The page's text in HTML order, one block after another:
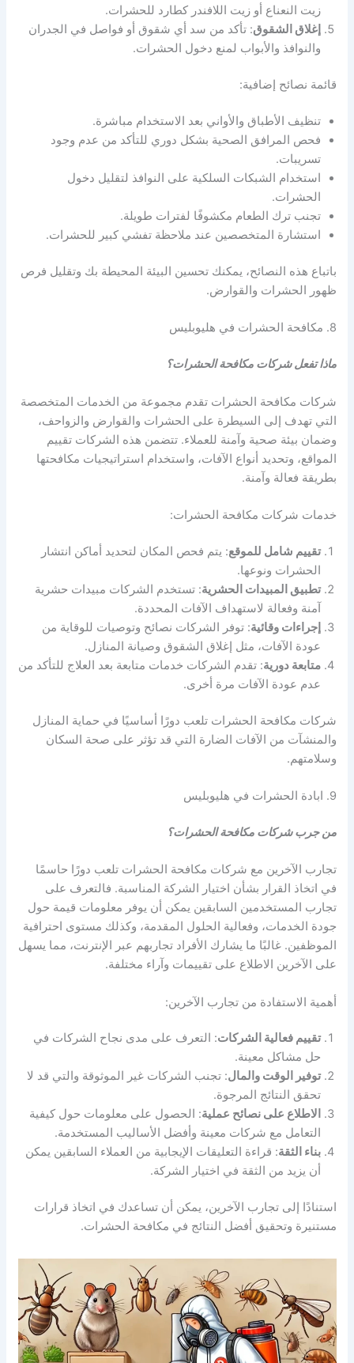
زيت النعناع أو زيت اللافندر كطارد للحشرات.
إغلاق الشقوق: تأكد من سد أي شقوق أو فواصل في الجدران
والنوافذ والأبواب لمنع دخول الحشرات.
قائمة نصائح إضافية:
تنظيف الأطباق والأواني بعد الاستخدام مباشرة.
فحص المرافق الصحية بشكل دوري للتأكد من عدم وجود
تسريبات.
استخدام الشبكات السلكية على النوافذ لتقليل دخول
الحشرات.
تجنب ترك الطعام مكشوفًا لفترات طويلة.
استشارة المتخصصين عند ملاحظة تفشي كبير للحشرات.
باتباع هذه النصائح، يمكنك تحسين البيئة المحيطة بك وتقليل فرص
ظهور الحشرات والقوارض.
8. مكافحة الحشرات في هليوبليس
ماذا تفعل شركات مكافحة الحشرات؟
شركات مكافحة الحشرات تقدم مجموعة من الخدمات المتخصصة
التي تهدف إلى السيطرة على الحشرات والقوارض والزواحف،
وضمان بيئة صحية وآمنة للعملاء. تتضمن هذه الشركات تقييم
المواقع، وتحديد أنواع الآفات، واستخدام استراتيجيات مكافحتها
بطريقة فعالة وآمنة.
خدمات شركات مكافحة الحشرات:
تقييم شامل للموقع: يتم فحص المكان لتحديد أماكن انتشار
الحشرات ونوعها.
تطبيق المبيدات الحشرية: تستخدم الشركات مبيدات حشرية
آمنة وفعالة لاستهداف الآفات المحددة.
إجراءات وقائية: توفر الشركات نصائح وتوصيات للوقاية من
عودة الآفات، مثل إغلاق الشقوق وصيانة المنازل.
متابعة دورية: تقدم الشركات خدمات متابعة بعد العلاج للتأكد من
عدم عودة الآفات مرة أخرى.
شركات مكافحة الحشرات تلعب دورًا أساسيًا في حماية المنازل
والمنشآت من الآفات الضارة التي قد تؤثر على صحة السكان
وسلامتهم.
9. ابادة الحشرات في هليوبليس
من جرب شركات مكافحة الحشرات؟
تجارب الآخرين مع شركات مكافحة الحشرات تلعب دورًا حاسمًا
في اتخاذ القرار بشأن اختيار الشركة المناسبة. فالتعرف على
تجارب المستخدمين السابقين يمكن أن يوفر معلومات قيمة حول
جودة الخدمات، وفعالية الحلول المقدمة، وكذلك مستوى احترافية
الموظفين. غالبًا ما يشارك الأفراد تجاربهم عبر الإنترنت، مما يسهل
على الآخرين الاطلاع على تقييمات وآراء مختلفة.
أهمية الاستفادة من تجارب الآخرين:
تقييم فعالية الشركات: التعرف على مدى نجاح الشركات في
حل مشاكل معينة.
توفير الوقت والمال: تجنب الشركات غير الموثوقة والتي قد لا
تحقق النتائج المرجوة.
الاطلاع على نصائح عملية: الحصول على معلومات حول كيفية
التعامل مع شركات معينة وأفضل الأساليب المستخدمة.
بناء الثقة: قراءة التعليقات الإيجابية من العملاء السابقين يمكن
أن يزيد من الثقة في اختيار الشركة.
استنادًا إلى تجارب الآخرين، يمكن أن تساعدك في اتخاذ قرارات
مستنيرة وتحقيق أفضل النتائج في مكافحة الحشرات.